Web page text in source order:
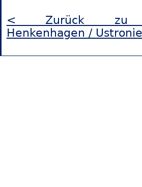
< Zurück zu
Henkenhagen /